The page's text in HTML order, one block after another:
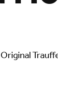
Original